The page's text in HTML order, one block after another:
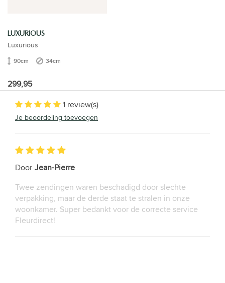
LUXURIOUS
Luxurious
90cm 34cm
299,95
1 review(s)
Je beoordeling toevoegen
Door Jean-Pierre
Twee zendingen waren beschadigd door slechte
verpakking, maar de derde staat te stralen in onze
woonkamer. Super bedankt voor de correcte service
Fleurdirect!